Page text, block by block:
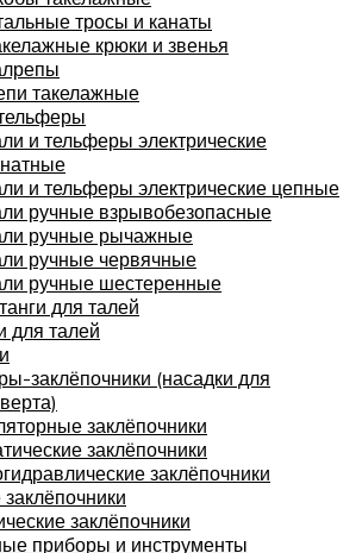
тросы и канаты
крюки и звенья
такелажные
и тельферы электрические
и тельферы электрические цепные
ручные взрывобезопасные
ручные рычажные
ручные червячные
ручные шестеренные
для талей
для талей
заклёпочники (насадки для
заклёпочники
заклёпочники
заклёпочники
заклёпочники
приборы и инструменты